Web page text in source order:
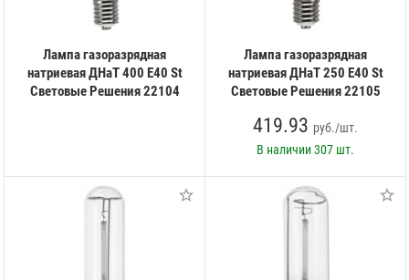
Лампа газоразрядная
натриевая ДНаТ 400 E40 St
Световые Решения 22104
Лампа газоразрядная
натриевая ДНаТ 250 E40 St
Световые Решения 22105
419.93 руб./шт.
В наличии307 шт.